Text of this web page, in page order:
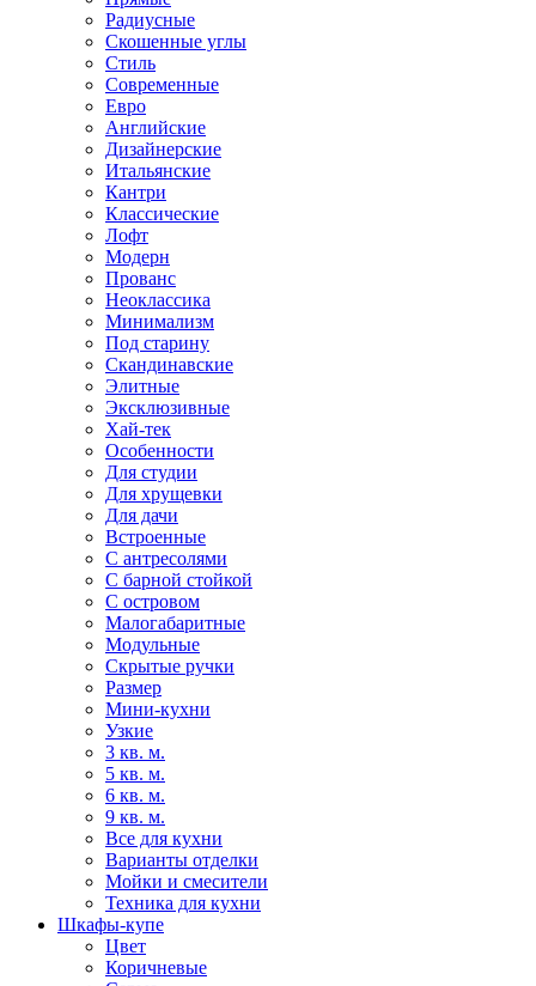
Радиусные
Скошенные углы
Стиль
Современные
Евро
Английские
Дизайнерские
Итальянские
Кантри
Классические
Лофт
Модерн
Прованс
Неоклассика
Минимализм
Под старину
Скандинавские
Элитные
Эксклюзивные
Хай-тек
Особенности
Для студии
Для хрущевки
Для дачи
Встроенные
С антресолями
С барной стойкой
С островом
Малогабаритные
Модульные
Скрытые ручки
Размер
Мини-кухни
Узкие
3 кв. м.
5 кв. м.
6 кв. м.
9 кв. м.
Все для кухни
Варианты отделки
Мойки и смесители
Техника для кухни
Шкафы-купе
Цвет
Коричневые